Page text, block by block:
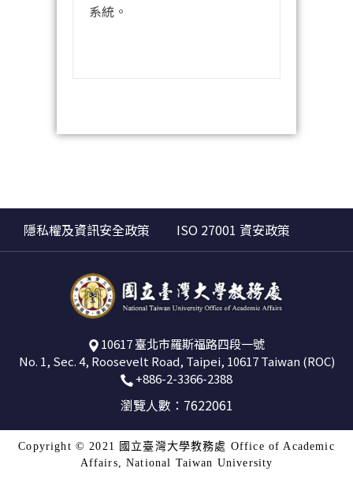
系統。
隱私權及資訊安全政策 ISO 27001 資安政策
10617 臺北市羅斯福路四段一號
No. 1, Sec. 4, Roosevelt Road, Taipei, 10617 Taiwan (ROC)
+886-2-3366-2388
瀏覽人數：7622061
Copyright © 2021 國立臺灣大學教務處 Office of Academic
Affairs, National Taiwan University